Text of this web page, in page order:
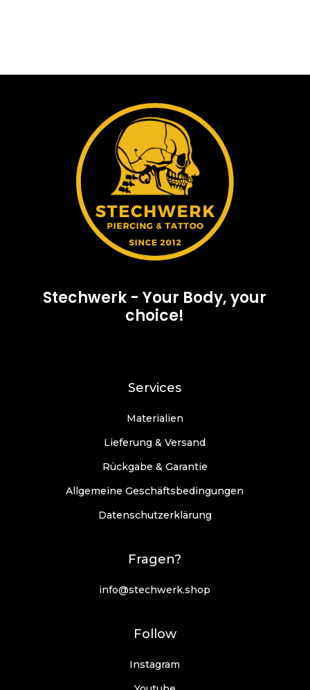
Stechwerk - Your Body, your
choice!
Services
Materialien
Lieferung & Versand
Rückgabe & Garantie
Allgemeine Geschäftsbedingungen
Datenschutzerklärung
Fragen?
info@stechwerk.shop
Follow
Instagram